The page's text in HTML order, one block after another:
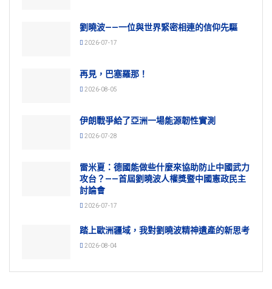
劉曉波——一位與世界緊密相連的信仰先驅
2026-07-17
再見，巴塞羅那！
2026-08-05
伊朗戰爭給了亞洲一場能源韌性實測
2026-07-28
雷米夏：德國能做些什麼來協助防止中國武力
攻台？——首屆劉曉波人權獎暨中國憲政民主
討論會
2026-07-17
踏上歐洲疆域，我對劉曉波精神遺產的新思考
2026-08-04